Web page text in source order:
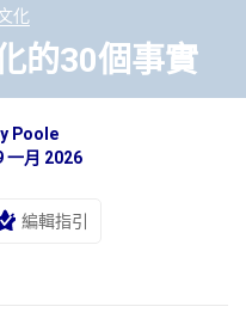
化
的30個事實
Poole
一月 2026
編輯指引